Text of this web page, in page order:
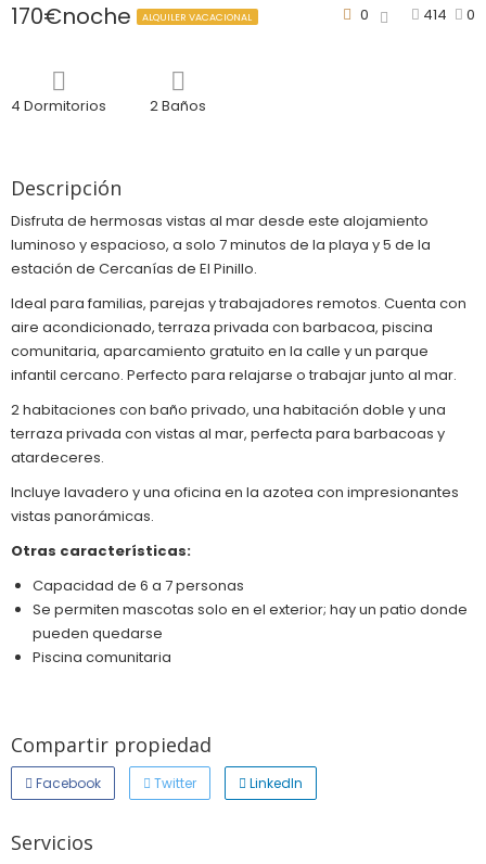
170€noche ALQUILER VACACIONAL 414 0
0
4 Dormitorios 2 Baños
Descripción
Disfruta de hermosas vistas al mar desde este alojamiento
luminoso y espacioso, a solo 7 minutos de la playa y 5 de la
estación de Cercanías de El Pinillo.
Ideal para familias, parejas y trabajadores remotos. Cuenta con
aire acondicionado, terraza privada con barbacoa, piscina
comunitaria, aparcamiento gratuito en la calle y un parque
infantil cercano. Perfecto para relajarse o trabajar junto al mar.
2 habitaciones con baño privado, una habitación doble y una
terraza privada con vistas al mar, perfecta para barbacoas y
atardeceres.
Incluye lavadero y una oficina en la azotea con impresionantes
vistas panorámicas.
Otras características:
Capacidad de 6 a 7 personas
Se permiten mascotas solo en el exterior; hay un patio donde
pueden quedarse
Piscina comunitaria
Compartir propiedad
Facebook Twitter LinkedIn
Servicios